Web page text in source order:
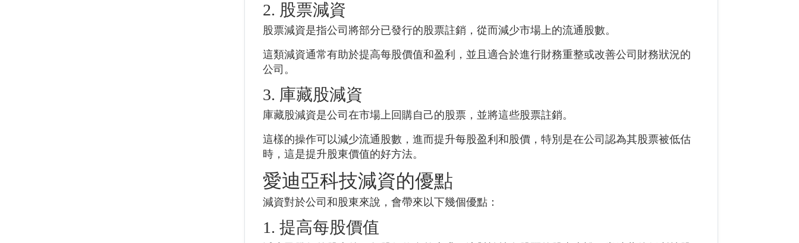
2. 股票減資
股票減資是指公司將部分已發行的股票註銷，從而減少市場上的流通股數。
這類減資通常有助於提高每股價值和盈利，並且適合於進行財務重整或改善公司財務狀況的
公司。
3. 庫藏股減資
庫藏股減資是公司在市場上回購自己的股票，並將這些股票註銷。
這樣的操作可以減少流通股數，進而提升每股盈利和股價，特別是在公司認為其股票被低估
時，這是提升股東價值的好方法。
愛迪亞科技減資的優點
減資對於公司和股東來說，會帶來以下幾個優點：
1. 提高每股價值